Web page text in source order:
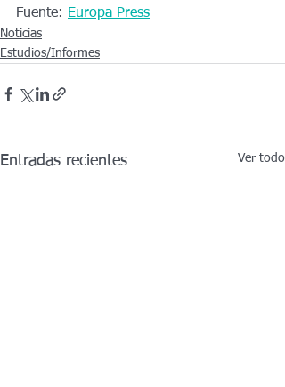
Fuente: Europa Press
Noticias
Estudios/Informes
Entradas recientes Ver todo